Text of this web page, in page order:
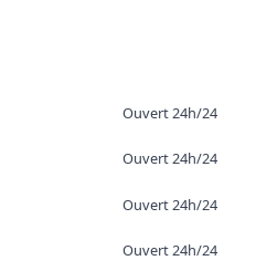
Ouvert 24h/24
Ouvert 24h/24
Ouvert 24h/24
Ouvert 24h/24